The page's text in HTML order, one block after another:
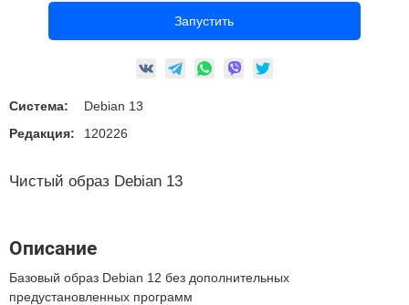
Запустить
Система:
Debian 13
Редакция:
120226
Чистый образ Debian 13
Описание
Базовый образ Debian 12 без дополнительных
предустановленных программ